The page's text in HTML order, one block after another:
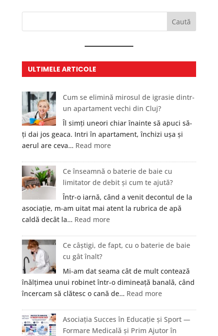
Caută
ULTIMELE ARTICOLE
Cum se elimină mirosul de igrasie dintr-
un apartament vechi din Cluj?
Îl simți uneori chiar înainte să apuci să-
ți dai jos geaca. Intri în apartament, închizi ușa și
aerul are ceva… Read more:
se
elimină
mirosul
de
igrasie
un
apartament
din
Cluj?
Ce înseamnă o baterie de baie cu
limitator de debit și cum te ajută?
Într-o iarnă, când a venit decontul de la
asociație, m-am uitat mai atent la rubrica de apă
caldă decât la… Read more:
înseamnă
de
baie
cu
limitator
de
debit
Ce câștigi, de fapt, cu o baterie de baie
cu gât înalt?
Mi-am dat seama cât de mult contează
înălțimea unui robinet într-o dimineață banală, când
încercam să clătesc o cană de… Read more:
câștigi,
de
Asociația Succes în Educație și Sport —
Formare Medicală și Prim Ajutor în